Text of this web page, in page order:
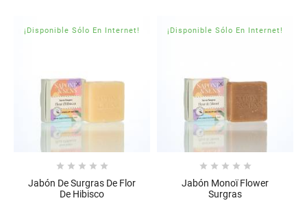
¡Disponible Sólo En Internet!
    
Jabón De Surgras De Flor
De Hibisco
¡Disponible Sólo En Internet!
    
Jabón Monoï Flower
Surgras